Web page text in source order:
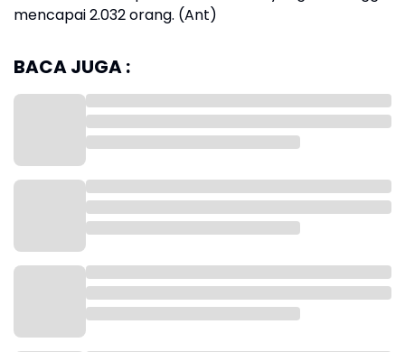
mencapai 2.032 orang. (Ant)
BACA JUGA :